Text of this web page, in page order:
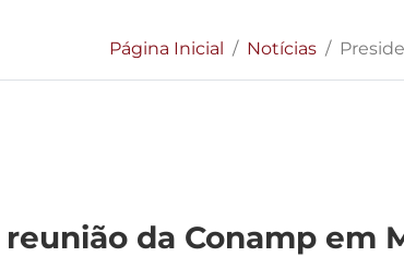
Página Inicial Notícias Presidente da
da Conamp em